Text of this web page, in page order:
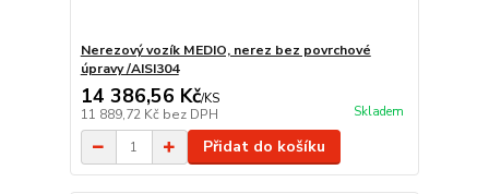
Nerezový vozík MEDIO, nerez bez povrchové
úpravy /AISI304
14 386,56 Kč/KS
11 889,72 Kč bez DPH Skladem
Přidat do košíku